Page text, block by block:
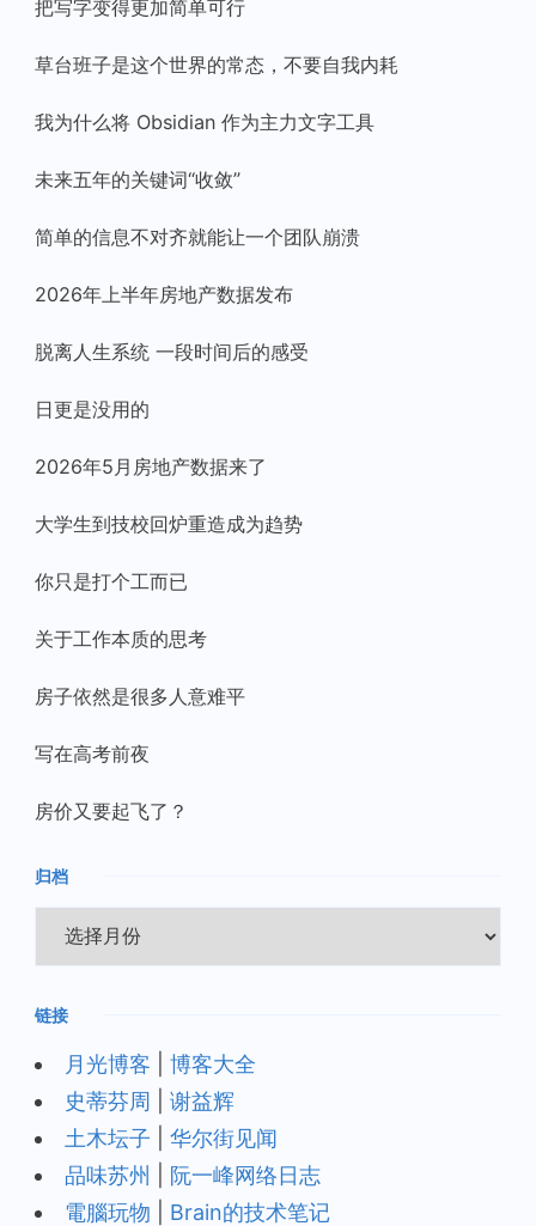
把写字变得更加简单可行
草台班子是这个世界的常态，不要自我内耗
我为什么将 Obsidian 作为主力文字工具
未来五年的关键词“收敛”
简单的信息不对齐就能让一个团队崩溃
2026年上半年房地产数据发布
脱离人生系统 一段时间后的感受
日更是没用的
2026年5月房地产数据来了
大学生到技校回炉重造成为趋势
你只是打个工而已
关于工作本质的思考
房子依然是很多人意难平
写在高考前夜
房价又要起飞了？
归档
档
链接
月光博客
博客大全
史蒂芬周
谢益辉
土木坛子
华尔街见闻
品味苏州
阮一峰网络日志
電腦玩物
Brain的技术笔记